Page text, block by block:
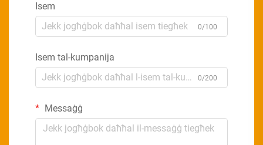
Isem
0/100
Isem tal-kumpanija
0/200
Messaġġ